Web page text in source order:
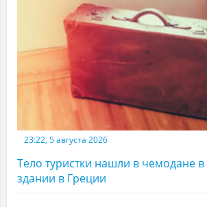
23:22, 5 августа 2026
Тело туристки нашли в чемодане
здании в Греции